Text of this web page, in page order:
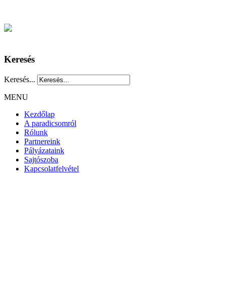
Keresés
Keresés...
MENU
Kezdőlap
A paradicsomról
Rólunk
Partnereink
Pályázataink
Sajtószoba
Kapcsolatfelvétel